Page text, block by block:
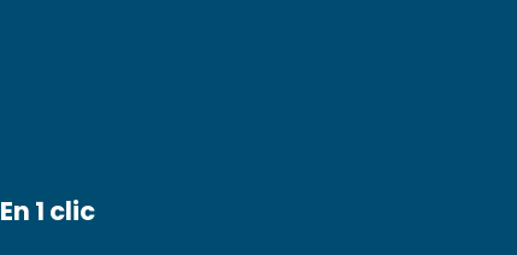
En 1 clic